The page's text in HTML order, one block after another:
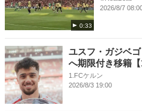
0:33
2026/8/7
ユスフ・ガジベ
へ期限付き移籍【
1.FCケルン
2026/8/3 19:00